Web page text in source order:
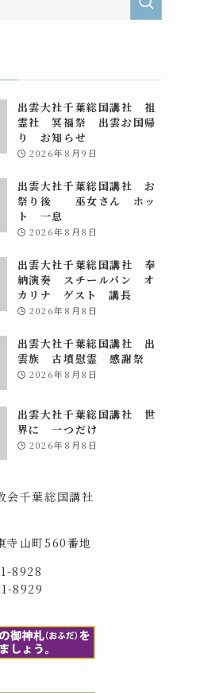
出雲大社千葉総国講社 祖
霊社 冥福祭 出雲お国帰
り お知らせ
2026年8月9日
出雲大社千葉総国講社 お
祭り後 巫女さん ホッ
ト 一息
2026年8月8日
出雲大社千葉総国講社 奉
納演奏 スチールパン オ
カリナ ゲスト 講長
2026年8月8日
出雲大社千葉総国講社 出
雲族 古墳慰霊 感謝祭
2026年8月8日
出雲大社千葉総国講社 世
界に 一つだけ
2026年8月8日
会千葉総国講社
寺山町560番地
8928
8929